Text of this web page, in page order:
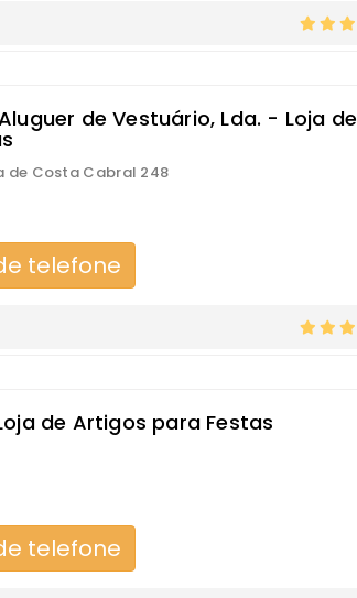
de Vestuário, Lda. - Loja de
de Costa Cabral 248
telefone
de Artigos para Festas
telefone